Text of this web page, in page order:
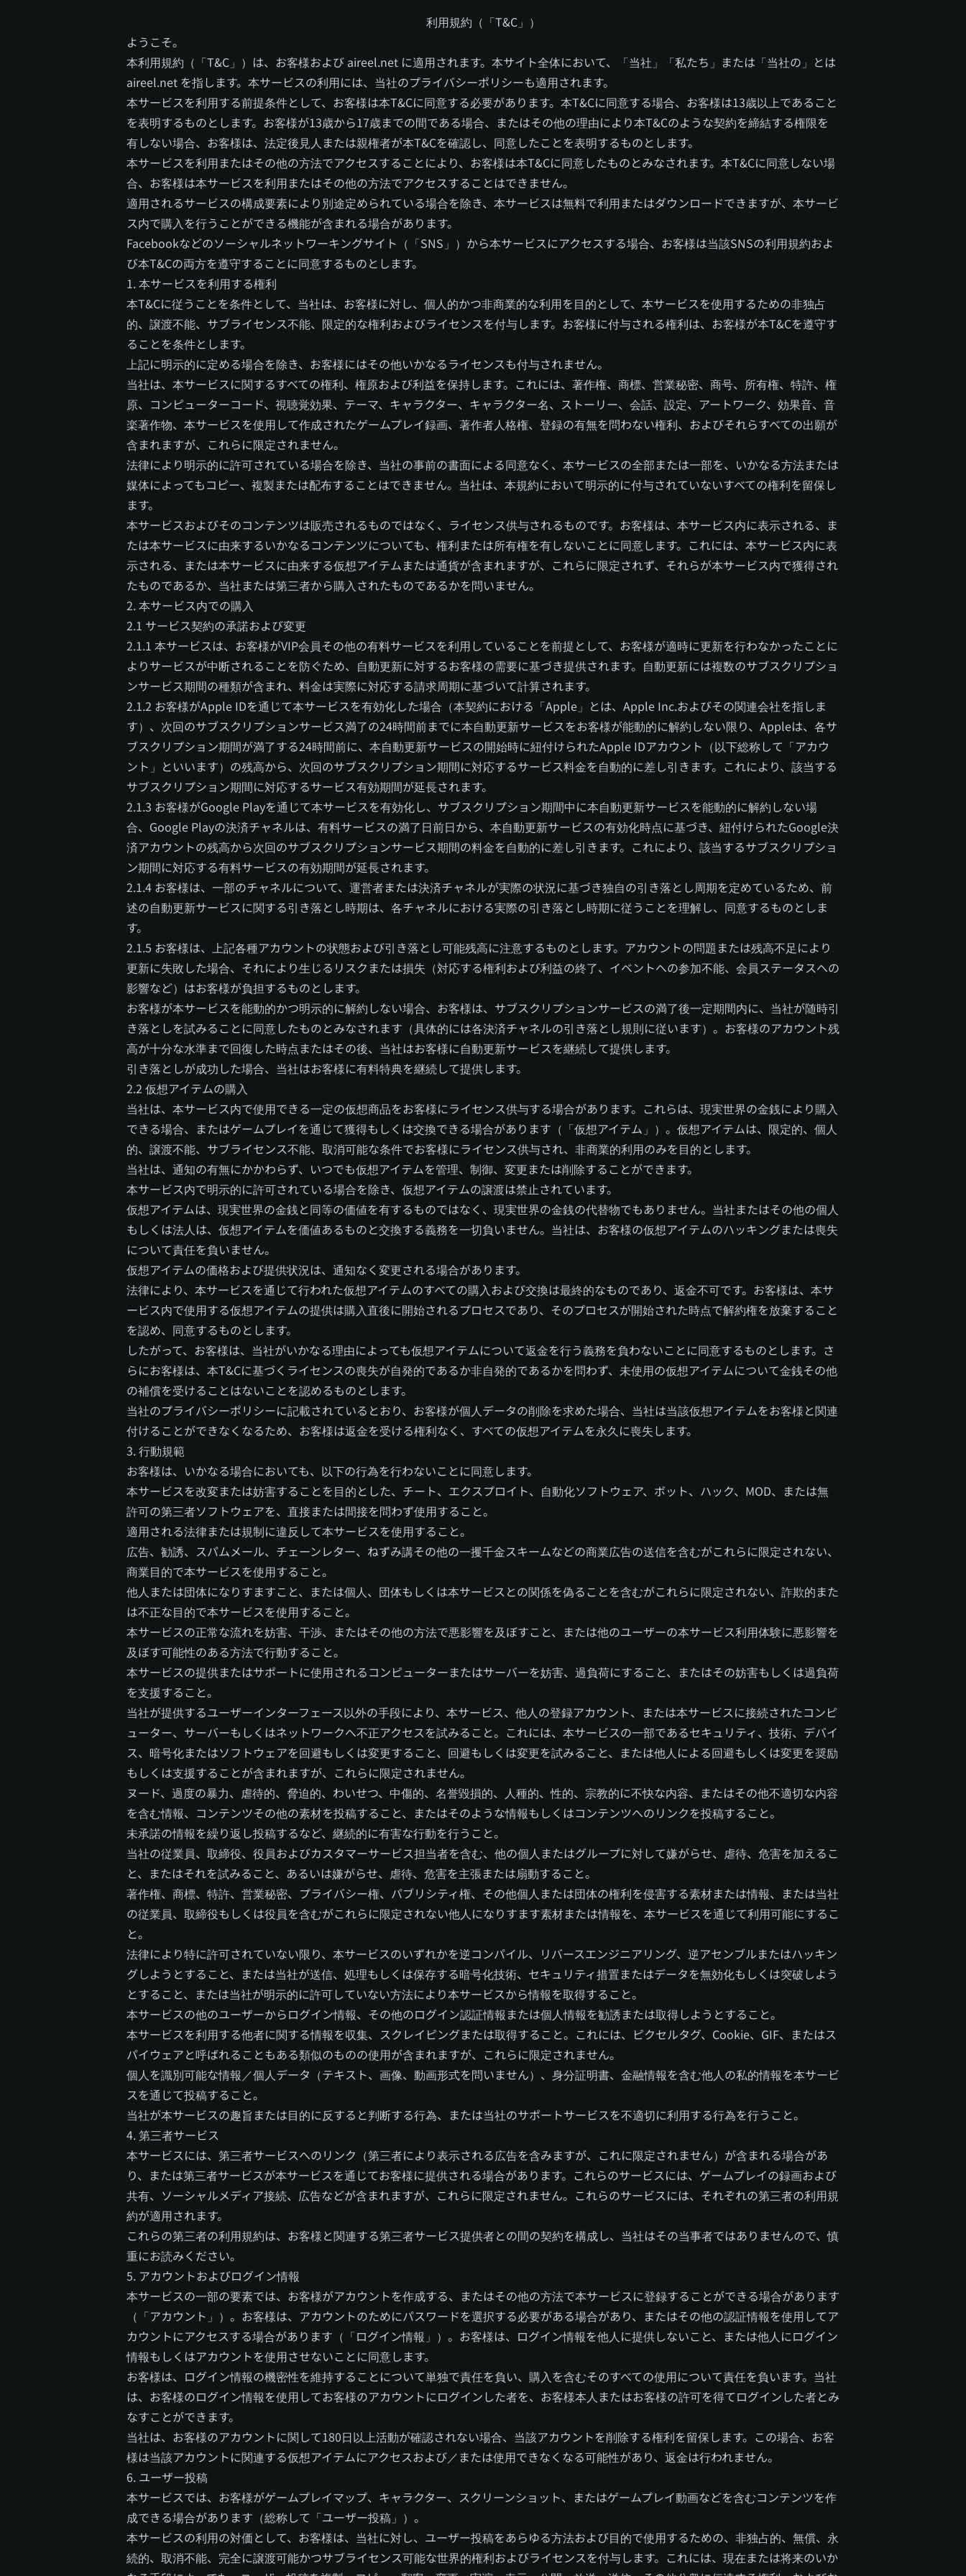
利用規約（「T&C」）
ようこそ。
本利用規約（「T&C」）は、お客様および aireel.net に適用されます。本サイト全体において、「当社」「私たち」または「当社の」とは
aireel.net を指します。本サービスの利用には、当社のプライバシーポリシーも適用されます。
本サービスを利用する前提条件として、お客様は本T&Cに同意する必要があります。本T&Cに同意する場合、お客様は13歳以上であること
を表明するものとします。お客様が13歳から17歳までの間である場合、またはその他の理由により本T&Cのような契約を締結する権限を
有しない場合、お客様は、法定後見人または親権者が本T&Cを確認し、同意したことを表明するものとします。
本サービスを利用またはその他の方法でアクセスすることにより、お客様は本T&Cに同意したものとみなされます。本T&Cに同意しない場
合、お客様は本サービスを利用またはその他の方法でアクセスすることはできません。
適用されるサービスの構成要素により別途定められている場合を除き、本サービスは無料で利用またはダウンロードできますが、本サービ
ス内で購入を行うことができる機能が含まれる場合があります。
Facebookなどのソーシャルネットワーキングサイト（「SNS」）から本サービスにアクセスする場合、お客様は当該SNSの利用規約およ
び本T&Cの両方を遵守することに同意するものとします。
1. 本サービスを利用する権利
本T&Cに従うことを条件として、当社は、お客様に対し、個人的かつ非商業的な利用を目的として、本サービスを使用するための非独占
的、譲渡不能、サブライセンス不能、限定的な権利およびライセンスを付与します。お客様に付与される権利は、お客様が本T&Cを遵守す
ることを条件とします。
上記に明示的に定める場合を除き、お客様にはその他いかなるライセンスも付与されません。
当社は、本サービスに関するすべての権利、権原および利益を保持します。これには、著作権、商標、営業秘密、商号、所有権、特許、権
原、コンピューターコード、視聴覚効果、テーマ、キャラクター、キャラクター名、ストーリー、会話、設定、アートワーク、効果音、音
楽著作物、本サービスを使用して作成されたゲームプレイ録画、著作者人格権、登録の有無を問わない権利、およびそれらすべての出願が
含まれますが、これらに限定されません。
法律により明示的に許可されている場合を除き、当社の事前の書面による同意なく、本サービスの全部または一部を、いかなる方法または
媒体によってもコピー、複製または配布することはできません。当社は、本規約において明示的に付与されていないすべての権利を留保し
ます。
本サービスおよびそのコンテンツは販売されるものではなく、ライセンス供与されるものです。お客様は、本サービス内に表示される、ま
たは本サービスに由来するいかなるコンテンツについても、権利または所有権を有しないことに同意します。これには、本サービス内に表
示される、または本サービスに由来する仮想アイテムまたは通貨が含まれますが、これらに限定されず、それらが本サービス内で獲得され
たものであるか、当社または第三者から購入されたものであるかを問いません。
2. 本サービス内での購入
2.1 サービス契約の承諾および変更
2.1.1 本サービスは、お客様がVIP会員その他の有料サービスを利用していることを前提として、お客様が適時に更新を行わなかったことに
よりサービスが中断されることを防ぐため、自動更新に対するお客様の需要に基づき提供されます。自動更新には複数のサブスクリプショ
ンサービス期間の種類が含まれ、料金は実際に対応する請求周期に基づいて計算されます。
2.1.2 お客様がApple IDを通じて本サービスを有効化した場合（本契約における「Apple」とは、Apple Inc.およびその関連会社を指しま
す）、次回のサブスクリプションサービス満了の24時間前までに本自動更新サービスをお客様が能動的に解約しない限り、Appleは、各サ
ブスクリプション期間が満了する24時間前に、本自動更新サービスの開始時に紐付けられたApple IDアカウント（以下総称して「アカウ
ント」といいます）の残高から、次回のサブスクリプション期間に対応するサービス料金を自動的に差し引きます。これにより、該当する
サブスクリプション期間に対応するサービス有効期間が延長されます。
2.1.3 お客様がGoogle Playを通じて本サービスを有効化し、サブスクリプション期間中に本自動更新サービスを能動的に解約しない場
合、Google Playの決済チャネルは、有料サービスの満了日前日から、本自動更新サービスの有効化時点に基づき、紐付けられたGoogle決
済アカウントの残高から次回のサブスクリプションサービス期間の料金を自動的に差し引きます。これにより、該当するサブスクリプショ
ン期間に対応する有料サービスの有効期間が延長されます。
2.1.4 お客様は、一部のチャネルについて、運営者または決済チャネルが実際の状況に基づき独自の引き落とし周期を定めているため、前
述の自動更新サービスに関する引き落とし時期は、各チャネルにおける実際の引き落とし時期に従うことを理解し、同意するものとしま
す。
2.1.5 お客様は、上記各種アカウントの状態および引き落とし可能残高に注意するものとします。アカウントの問題または残高不足により
更新に失敗した場合、それにより生じるリスクまたは損失（対応する権利および利益の終了、イベントへの参加不能、会員ステータスへの
影響など）はお客様が負担するものとします。
お客様が本サービスを能動的かつ明示的に解約しない場合、お客様は、サブスクリプションサービスの満了後一定期間内に、当社が随時引
き落としを試みることに同意したものとみなされます（具体的には各決済チャネルの引き落とし規則に従います）。お客様のアカウント残
高が十分な水準まで回復した時点またはその後、当社はお客様に自動更新サービスを継続して提供します。
引き落としが成功した場合、当社はお客様に有料特典を継続して提供します。
2.2 仮想アイテムの購入
当社は、本サービス内で使用できる一定の仮想商品をお客様にライセンス供与する場合があります。これらは、現実世界の金銭により購入
できる場合、またはゲームプレイを通じて獲得もしくは交換できる場合があります（「仮想アイテム」）。仮想アイテムは、限定的、個人
的、譲渡不能、サブライセンス不能、取消可能な条件でお客様にライセンス供与され、非商業的利用のみを目的とします。
当社は、通知の有無にかかわらず、いつでも仮想アイテムを管理、制御、変更または削除することができます。
本サービス内で明示的に許可されている場合を除き、仮想アイテムの譲渡は禁止されています。
仮想アイテムは、現実世界の金銭と同等の価値を有するものではなく、現実世界の金銭の代替物でもありません。当社またはその他の個人
もしくは法人は、仮想アイテムを価値あるものと交換する義務を一切負いません。当社は、お客様の仮想アイテムのハッキングまたは喪失
について責任を負いません。
仮想アイテムの価格および提供状況は、通知なく変更される場合があります。
法律により、本サービスを通じて行われた仮想アイテムのすべての購入および交換は最終的なものであり、返金不可です。お客様は、本サ
ービス内で使用する仮想アイテムの提供は購入直後に開始されるプロセスであり、そのプロセスが開始された時点で解約権を放棄すること
を認め、同意するものとします。
したがって、お客様は、当社がいかなる理由によっても仮想アイテムについて返金を行う義務を負わないことに同意するものとします。さ
らにお客様は、本T&Cに基づくライセンスの喪失が自発的であるか非自発的であるかを問わず、未使用の仮想アイテムについて金銭その他
の補償を受けることはないことを認めるものとします。
当社のプライバシーポリシーに記載されているとおり、お客様が個人データの削除を求めた場合、当社は当該仮想アイテムをお客様と関連
付けることができなくなるため、お客様は返金を受ける権利なく、すべての仮想アイテムを永久に喪失します。
3. 行動規範
お客様は、いかなる場合においても、以下の行為を行わないことに同意します。
本サービスを改変または妨害することを目的とした、チート、エクスプロイト、自動化ソフトウェア、ボット、ハック、MOD、または無
許可の第三者ソフトウェアを、直接または間接を問わず使用すること。
適用される法律または規制に違反して本サービスを使用すること。
広告、勧誘、スパムメール、チェーンレター、ねずみ講その他の一攫千金スキームなどの商業広告の送信を含むがこれらに限定されない、
商業目的で本サービスを使用すること。
他人または団体になりすますこと、または個人、団体もしくは本サービスとの関係を偽ることを含むがこれらに限定されない、詐欺的また
は不正な目的で本サービスを使用すること。
本サービスの正常な流れを妨害、干渉、またはその他の方法で悪影響を及ぼすこと、または他のユーザーの本サービス利用体験に悪影響を
及ぼす可能性のある方法で行動すること。
本サービスの提供またはサポートに使用されるコンピューターまたはサーバーを妨害、過負荷にすること、またはその妨害もしくは過負荷
を支援すること。
当社が提供するユーザーインターフェース以外の手段により、本サービス、他人の登録アカウント、または本サービスに接続されたコンピ
ューター、サーバーもしくはネットワークへ不正アクセスを試みること。これには、本サービスの一部であるセキュリティ、技術、デバイ
ス、暗号化またはソフトウェアを回避もしくは変更すること、回避もしくは変更を試みること、または他人による回避もしくは変更を奨励
もしくは支援することが含まれますが、これらに限定されません。
ヌード、過度の暴力、虐待的、脅迫的、わいせつ、中傷的、名誉毀損的、人種的、性的、宗教的に不快な内容、またはその他不適切な内容
を含む情報、コンテンツその他の素材を投稿すること、またはそのような情報もしくはコンテンツへのリンクを投稿すること。
未承諾の情報を繰り返し投稿するなど、継続的に有害な行動を行うこと。
当社の従業員、取締役、役員およびカスタマーサービス担当者を含む、他の個人またはグループに対して嫌がらせ、虐待、危害を加えるこ
と、またはそれを試みること、あるいは嫌がらせ、虐待、危害を主張または扇動すること。
著作権、商標、特許、営業秘密、プライバシー権、パブリシティ権、その他個人または団体の権利を侵害する素材または情報、または当社
の従業員、取締役もしくは役員を含むがこれらに限定されない他人になりすます素材または情報を、本サービスを通じて利用可能にするこ
と。
法律により特に許可されていない限り、本サービスのいずれかを逆コンパイル、リバースエンジニアリング、逆アセンブルまたはハッキン
グしようとすること、または当社が送信、処理もしくは保存する暗号化技術、セキュリティ措置またはデータを無効化もしくは突破しよう
とすること、または当社が明示的に許可していない方法により本サービスから情報を取得すること。
本サービスの他のユーザーからログイン情報、その他のログイン認証情報または個人情報を勧誘または取得しようとすること。
本サービスを利用する他者に関する情報を収集、スクレイピングまたは取得すること。これには、ピクセルタグ、Cookie、GIF、またはス
パイウェアと呼ばれることもある類似のものの使用が含まれますが、これらに限定されません。
個人を識別可能な情報／個人データ（テキスト、画像、動画形式を問いません）、身分証明書、金融情報を含む他人の私的情報を本サービ
スを通じて投稿すること。
当社が本サービスの趣旨または目的に反すると判断する行為、または当社のサポートサービスを不適切に利用する行為を行うこと。
4. 第三者サービス
本サービスには、第三者サービスへのリンク（第三者により表示される広告を含みますが、これに限定されません）が含まれる場合があ
り、または第三者サービスが本サービスを通じてお客様に提供される場合があります。これらのサービスには、ゲームプレイの録画および
共有、ソーシャルメディア接続、広告などが含まれますが、これらに限定されません。これらのサービスには、それぞれの第三者の利用規
約が適用されます。
これらの第三者の利用規約は、お客様と関連する第三者サービス提供者との間の契約を構成し、当社はその当事者ではありませんので、慎
重にお読みください。
5. アカウントおよびログイン情報
本サービスの一部の要素では、お客様がアカウントを作成する、またはその他の方法で本サービスに登録することができる場合があります
（「アカウント」）。お客様は、アカウントのためにパスワードを選択する必要がある場合があり、またはその他の認証情報を使用してア
カウントにアクセスする場合があります（「ログイン情報」）。お客様は、ログイン情報を他人に提供しないこと、または他人にログイン
情報もしくはアカウントを使用させないことに同意します。
お客様は、ログイン情報の機密性を維持することについて単独で責任を負い、購入を含むそのすべての使用について責任を負います。当社
は、お客様のログイン情報を使用してお客様のアカウントにログインした者を、お客様本人またはお客様の許可を得てログインした者とみ
なすことができます。
当社は、お客様のアカウントに関して180日以上活動が確認されない場合、当該アカウントを削除する権利を留保します。この場合、お客
様は当該アカウントに関連する仮想アイテムにアクセスおよび／または使用できなくなる可能性があり、返金は行われません。
6. ユーザー投稿
本サービスでは、お客様がゲームプレイマップ、キャラクター、スクリーンショット、またはゲームプレイ動画などを含むコンテンツを作
成できる場合があります（総称して「ユーザー投稿」）。
本サービスの利用の対価として、お客様は、当社に対し、ユーザー投稿をあらゆる方法および目的で使用するための、非独占的、無償、永
続的、取消不能、完全に譲渡可能かつサブライセンス可能な世界的権利およびライセンスを付与します。これには、現在または将来のいか